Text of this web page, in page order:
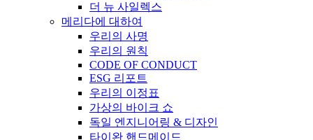
더 뉴 사일렉스
메리다에 대하여
우리의 사명
우리의 원칙
CODE OF CONDUCT
ESG 리포트
우리의 이정표
가상의 바이크 쇼
독일 엔지니어링 & 디자인
타이완 핸드메이드